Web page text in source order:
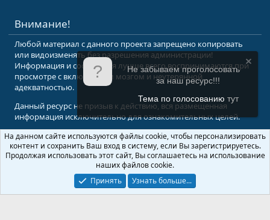
Внимание!
Любой материал с данного проекта запрещено копировать
или видоизменять без разрешения администрации!
Информация и сообщения лучше всего воспринимаются при
просмотре с включенным мозгом и неутерянной
адекватностью.
Данный ресурс не призыв к действию, вся размещенная
информация исключительно для ознакомительных целей.
© 2008-2026 Форум Абырвалг.нет - подводная охота, дайвинг, туризм
Перевод: XenForo.Info
Не забываем проголосовать
за наш ресурс!!!
Тема по голосованию тут
На данном сайте используются файлы cookie, чтобы персонализировать
контент и сохранить Ваш вход в систему, если Вы зарегистрируетесь.
Продолжая использовать этот сайт, Вы соглашаетесь на использование
наших файлов cookie.
Принять
Узнать больше...